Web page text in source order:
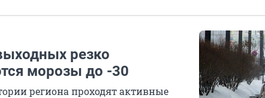
резко
морозы до -30
региона проходят активные